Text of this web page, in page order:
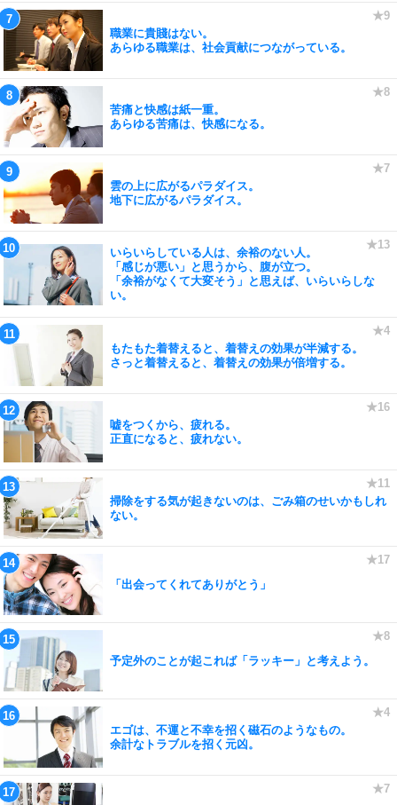
職業に貴賤はない。
あらゆる職業は、社会貢献につながっている。
苦痛と快感は紙一重。
あらゆる苦痛は、快感になる。
雲の上に広がるパラダイス。
地下に広がるパラダイス。
いらいらしている人は、余裕のない人。
「感じが悪い」と思うから、腹が立つ。
「余裕がなくて大変そう」と思えば、いらいらしな
い。
もたもた着替えると、着替えの効果が半減する。
さっと着替えると、着替えの効果が倍増する。
嘘をつくから、疲れる。
正直になると、疲れない。
掃除をする気が起きないのは、ごみ箱のせいかもしれ
ない。
「出会ってくれてありがとう」
予定外のことが起これば「ラッキー」と考えよう。
エゴは、不運と不幸を招く磁石のようなもの。
余計なトラブルを招く元凶。